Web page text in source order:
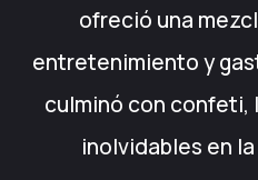
ofreció una
entretenimiento y
culminó con confeti,
inolvidables en